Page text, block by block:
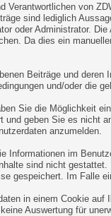
Verantwortlichen von
sind lediglich
oder Administrator.
Da dies ein
Beiträge und
und/oder die
Sie die Möglichkeit
geben Sie es nicht
anzumelden.
Informationen im
sind nicht gestattet.
gespeichert. Im Falle
in einem Cookie
Auswertung für